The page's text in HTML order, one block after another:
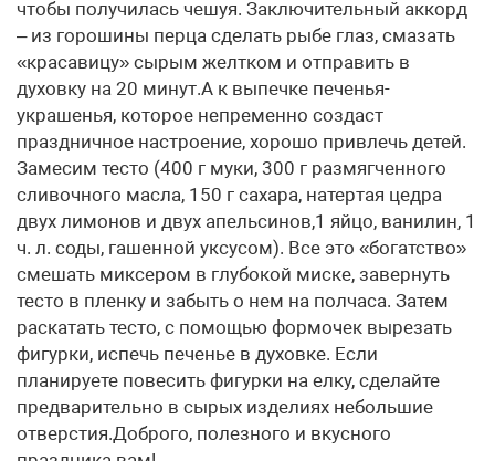
чтобы получилась чешуя. Заключительный аккорд
– из горошины перца сделать рыбе глаз, смазать
«красавицу» сырым желтком и отправить в
духовку на 20 минут.А к выпечке печенья-
украшенья, которое непременно создаст
праздничное настроение, хорошо привлечь детей.
Замесим тесто (400 г муки, 300 г размягченного
сливочного масла, 150 г сахара, натертая цедра
двух лимонов и двух апельсинов,1 яйцо, ванилин, 1
ч. л. соды, гашенной уксусом). Все это «богатство»
смешать миксером в глубокой миске, завернуть
тесто в пленку и забыть о нем на полчаса. Затем
раскатать тесто, с помощью формочек вырезать
фигурки, испечь печенье в духовке. Если
планируете повесить фигурки на елку, сделайте
предварительно в сырых изделиях небольшие
отверстия.Доброго, полезного и вкусного